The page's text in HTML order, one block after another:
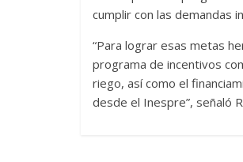
cumplir con las demandas
“Para lograr esas metas
programa de incentivos
riego, así como el
desde el Inespre”, señaló